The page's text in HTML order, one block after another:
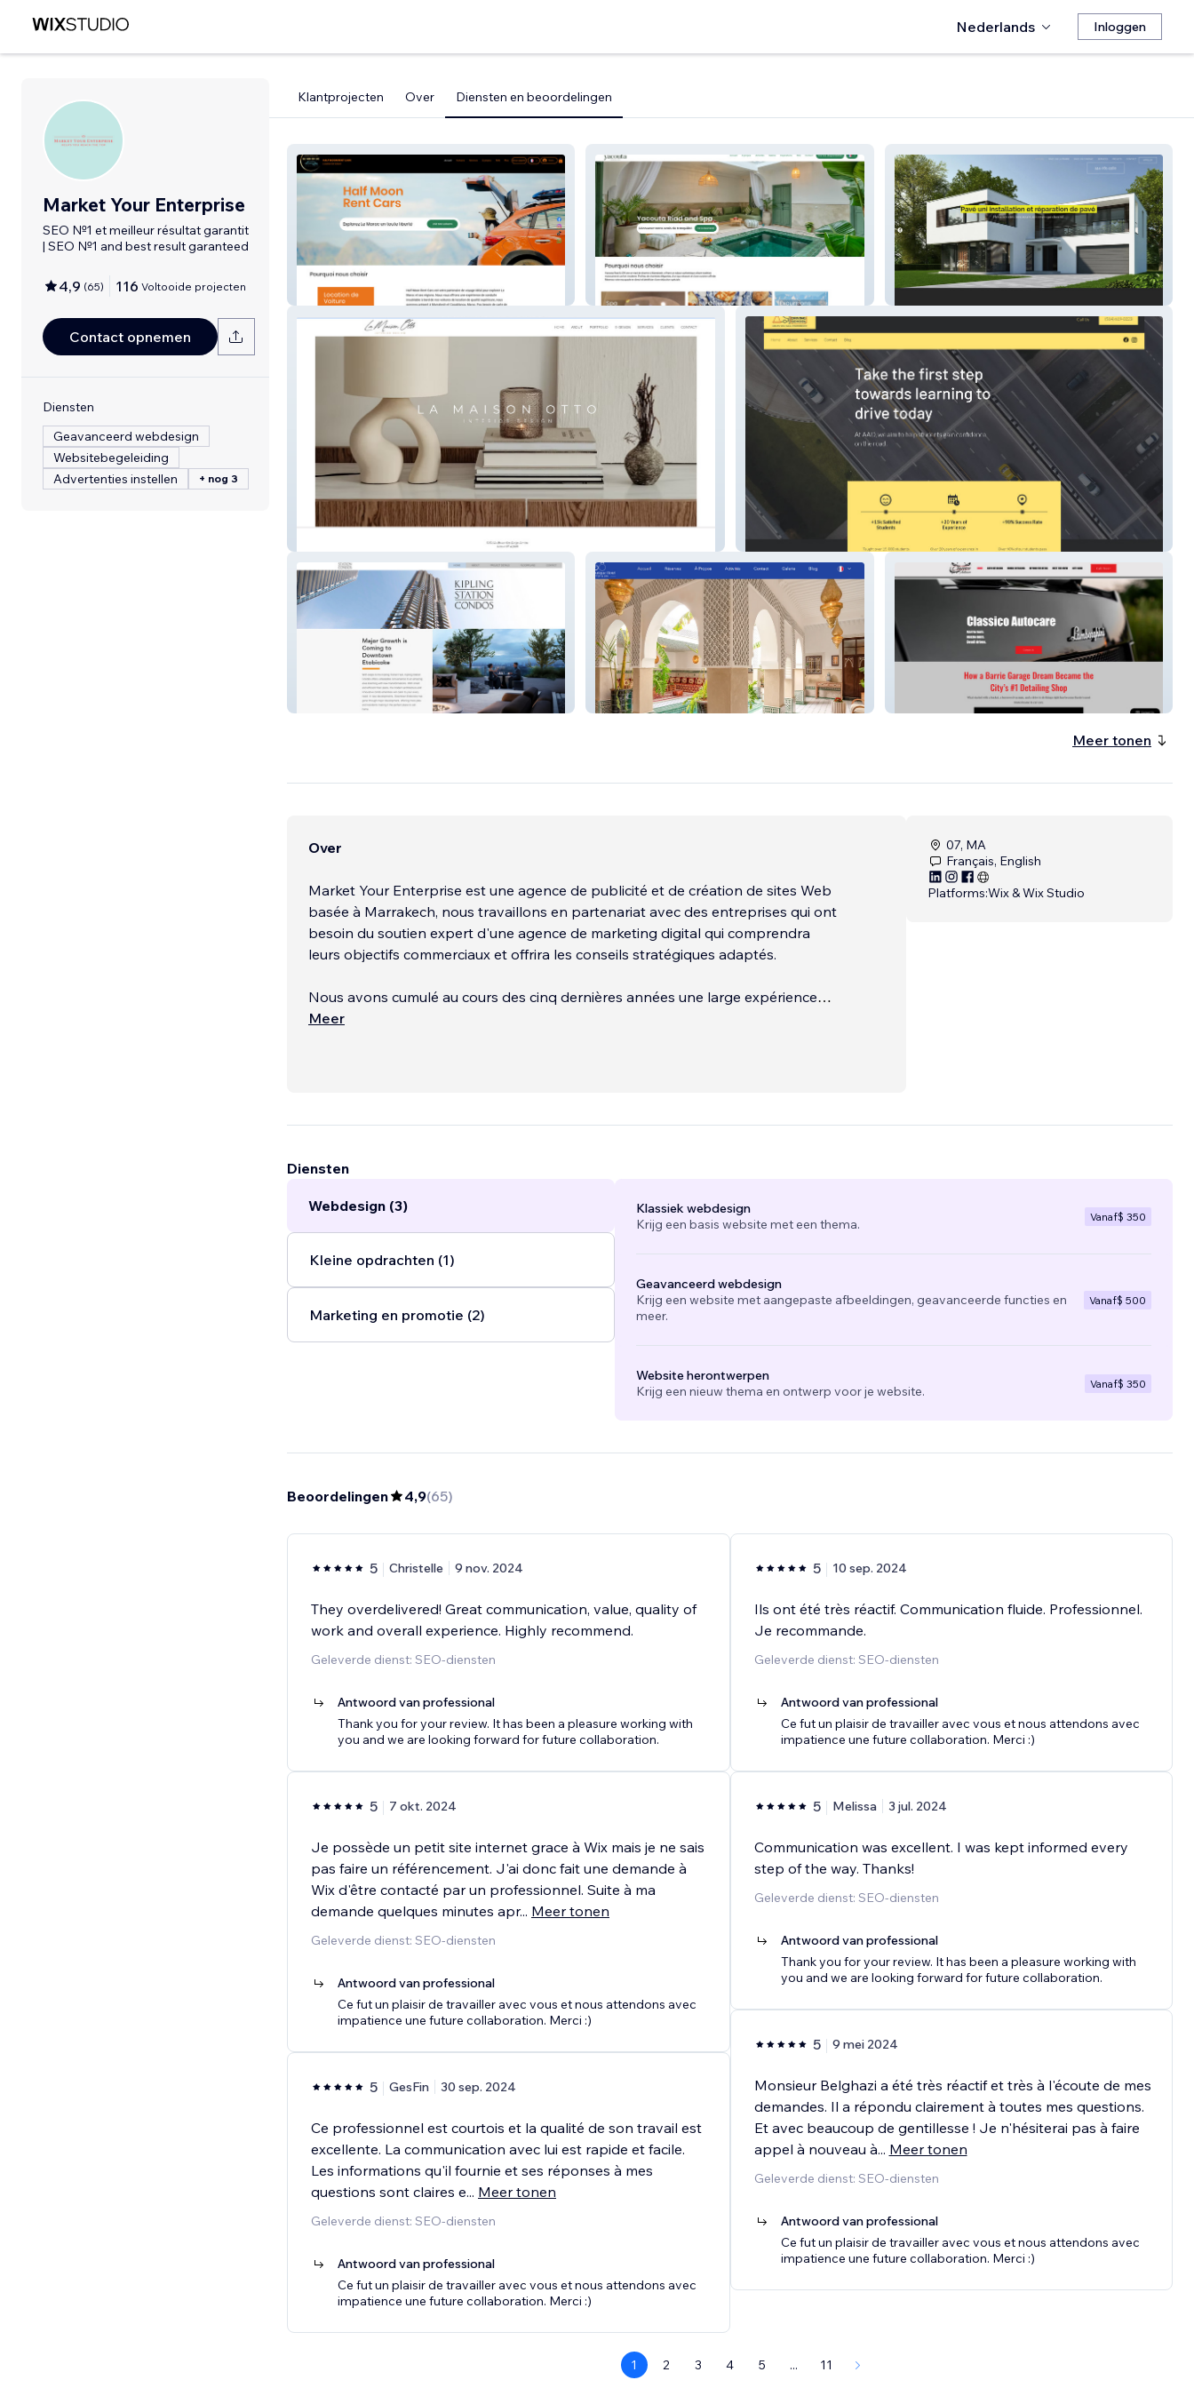
Nederlands Inloggen
Market Your Enterprise
SEO №1 et meilleur résultat garantit
| SEO №1 and best result garanteed
4,9 (65) 116 Voltooide projecten
Contact opnemen
Diensten
Geavanceerd webdesign
Websitebegeleiding
Advertenties instellen
+ nog 3
Klantprojecten Over Diensten en beoordelingen
Half Moon Rent Cars Yacouta Riad & SPA PaveUni-Installation
AAD Driving School
Kipling Condos Bô Riad Boutique Classico Autocare
Meer tonen
Over
Market Your Enterprise est une agence de publicité et de création de sites Web
basée à Marrakech, nous travaillons en partenariat avec des entreprises qui ont
besoin du soutien expert d'une agence de marketing digital qui comprendra
leurs objectifs commerciaux et offrira les conseils stratégiques adaptés.
Nous avons cumulé au cours des cinq dernières années une large expérience
dans le marketing digital pour des entreprises, des hôtels, des Riads, des hôtels
Meer
07, MA
Français, English
Platforms:Wix & Wix Studio
Diensten
Webdesign (3)
Kleine opdrachten (1)
Marketing en promotie (2)
Klassiek webdesign
Krijg een basis website met een thema.
Vanaf$ 350
Geavanceerd webdesign
Krijg een website met aangepaste afbeeldingen, geavanceerde functies en
meer.
Vanaf$ 500
Website herontwerpen
Krijg een nieuw thema en ontwerp voor je website.
Vanaf$ 350
Beoordelingen 4,9(65)
5 Christelle 9 nov. 2024
They overdelivered! Great communication, value, quality of
work and overall experience. Highly recommend.
Geleverde dienst: SEO-diensten
Antwoord van professional
Thank you for your review. It has been a pleasure working with
you and we are looking forward for future collaboration.
5 7 okt. 2024
Je possède un petit site internet grace à Wix mais je ne sais
pas faire un référencement. J'ai donc fait une demande à
Wix d'être contacté par un professionnel. Suite à ma
demande quelques minutes apr... Meer tonen
Geleverde dienst: SEO-diensten
Antwoord van professional
Ce fut un plaisir de travailler avec vous et nous attendons avec
impatience une future collaboration. Merci :)
5 GesFin 30 sep. 2024
Ce professionnel est courtois et la qualité de son travail est
excellente. La communication avec lui est rapide et facile.
Les informations qu'il fournie et ses réponses à mes
questions sont claires e... Meer tonen
Geleverde dienst: SEO-diensten
Antwoord van professional
Ce fut un plaisir de travailler avec vous et nous attendons avec
impatience une future collaboration. Merci :)
5 10 sep. 2024
Ils ont été très réactif. Communication fluide. Professionnel.
Je recommande.
Geleverde dienst: SEO-diensten
Antwoord van professional
Ce fut un plaisir de travailler avec vous et nous attendons avec
impatience une future collaboration. Merci :)
5 Melissa 3 jul. 2024
Communication was excellent. I was kept informed every
step of the way. Thanks!
Geleverde dienst: SEO-diensten
Antwoord van professional
Thank you for your review. It has been a pleasure working with
you and we are looking forward for future collaboration.
5 9 mei 2024
Monsieur Belghazi a été très réactif et très à l'écoute de mes
demandes. Il a répondu clairement à toutes mes questions.
Et avec beaucoup de gentillesse ! Je n'hésiterai pas à faire
appel à nouveau à... Meer tonen
Geleverde dienst: SEO-diensten
Antwoord van professional
Ce fut un plaisir de travailler avec vous et nous attendons avec
impatience une future collaboration. Merci :)
1 2 3 4 5 ... 11